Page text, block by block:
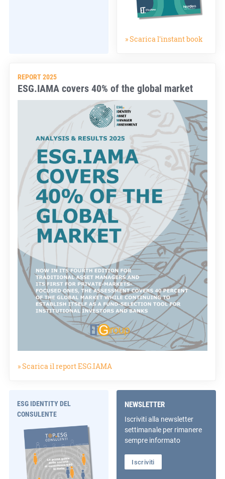
» Scarica l'instant book
REPORT 2025
ESG.IAMA covers 40% of the global market
» Scarica il report ESG.IAMA
ESG IDENTITY DEL
CONSULENTE
NEWSLETTER
Iscriviti alla newsletter
settimanale per rimanere
sempre informato
Iscriviti